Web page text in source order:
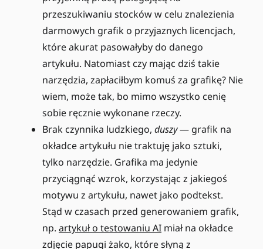
przeszukiwaniu stocków w celu znalezienia
darmowych grafik o przyjaznych licencjach,
które akurat pasowałyby do danego
artykułu. Natomiast czy mając dziś takie
narzędzia, zapłaciłbym komuś za grafikę? Nie
wiem, może tak, bo mimo wszystko cenię
sobie ręcznie wykonane rzeczy.
Brak czynnika ludzkiego, duszy— grafik na
okładce artykułu nie traktuję jako sztuki,
tylko narzędzie. Grafika ma jedynie
przyciągnąć wzrok, korzystając z jakiegoś
motywu z artykułu, nawet jako podtekst.
Stąd w czasach przed generowaniem grafik,
np. artykuł o testowaniu AI miał na okładce
zdjęcie papugi żako, które słyną z